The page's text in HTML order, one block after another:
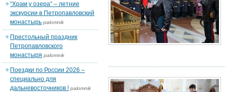
“Храм у озера” – летние
экскурсии в Петропавловский
монастырь palomnik
Престольный праздник
Петропавловского
монастыря palomnik
Поездки по России 2026 –
специально для
дальневосточников ! palomnik